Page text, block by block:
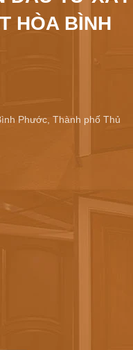
HÒA BÌNH
Phước, Thành phố Thủ